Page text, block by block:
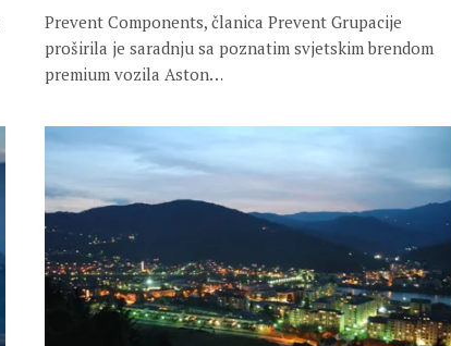
Prevent Components, članica Prevent Grupacije
proširila je saradnju sa poznatim svjetskim brendom
premium vozila Aston…